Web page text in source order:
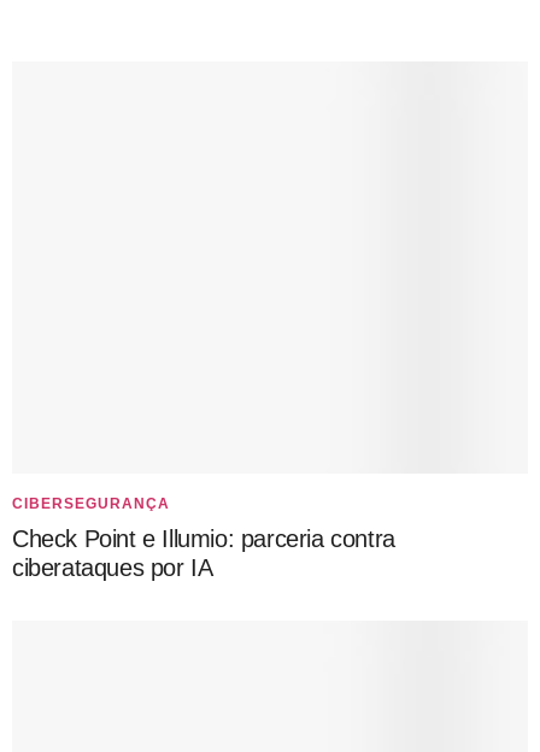
CIBERSEGURANÇA
Check Point e Illumio: parceria contra
ciberataques por IA